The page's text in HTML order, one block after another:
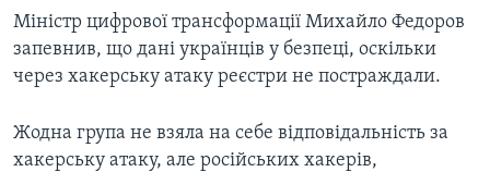
Міністр цифрової трансформації Михайло Федоров
запевнив, що дані українців у безпеці, оскільки
через хакерську атаку реєстри не постраждали.
Жодна група не взяла на себе відповідальність за
хакерську атаку, але російських хакерів,